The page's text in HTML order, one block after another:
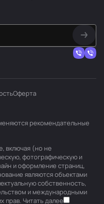
Оферта
рекомендательные
включая (но не
фотографическую и
и оформление страниц,
являются объектами
собственность,
и международными
прав. Читать далее